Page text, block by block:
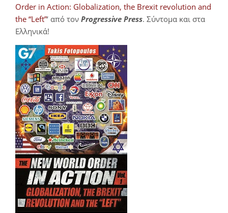
Order in Action: Globalization, the Brexit revolution and
the “Left”‘ από τον Progressive Press. Σύντομα και στα
Ελληνικά!